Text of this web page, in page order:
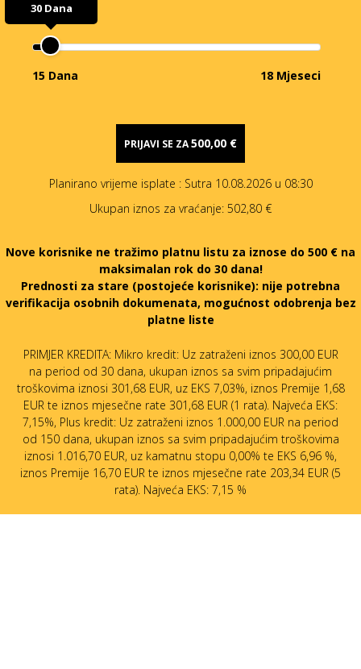
30 Dana
15 Dana 18 Mjeseci
PRIJAVI SE ZA500,00 €
Planirano vrijeme isplate : Sutra 10.08.2026 u 08:30
Ukupan iznos za vraćanje: 502,80 €
Nove korisnike ne tražimo platnu listu za iznose do 500 € na
maksimalan rok do 30 dana!
Prednosti za stare (postojeće korisnike): nije potrebna
verifikacija osobnih dokumenata, mogućnost odobrenja bez
platne liste
PRIMJER KREDITA: Mikro kredit: Uz zatraženi iznos 300,00 EUR
na period od 30 dana, ukupan iznos sa svim pripadajućim
troškovima iznosi 301,68 EUR, uz EKS 7,03%, iznos Premije 1,68
EUR te iznos mjesečne rate 301,68 EUR (1 rata). Najveća EKS:
7,15%, Plus kredit: Uz zatraženi iznos 1.000,00 EUR na period
od 150 dana, ukupan iznos sa svim pripadajućim troškovima
iznosi 1.016,70 EUR, uz kamatnu stopu 0,00% te EKS 6,96 %,
iznos Premije 16,70 EUR te iznos mjesečne rate 203,34 EUR (5
rata). Najveća EKS: 7,15 %